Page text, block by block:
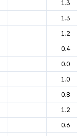
1.3
1.3
1.2
0.4
0.0
1.0
0.8
1.2
0.6